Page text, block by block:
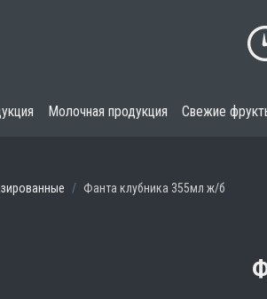
Молочная продукция Свежие
Фанта клубника 355мл ж/б